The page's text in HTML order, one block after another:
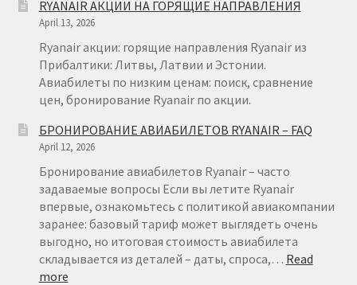
RYANAIR АКЦИИ НА ГОРЯЩИЕ НАПРАВЛЕНИЯ
April 13, 2026
Ryanair акции: горящие направления Ryanair из
Прибалтики: Литвы, Латвии и Эстонии.
Авиабилеты по низким ценам: поиск, сравнение
цен, бронирование Ryanair по акции.
БРОНИРОВАНИЕ АВИАБИЛЕТОВ RYANAIR – FAQ
April 12, 2026
Бронирование авиабилетов Ryanair – часто
задаваемые вопросы Если вы летите Ryanair
впервые, ознакомьтесь с политикой авиакомпании
заранее: базовый тариф может выглядеть очень
выгодно, но итоговая стоимость авиабилета
складывается из деталей – даты, спроса,… Read
more: